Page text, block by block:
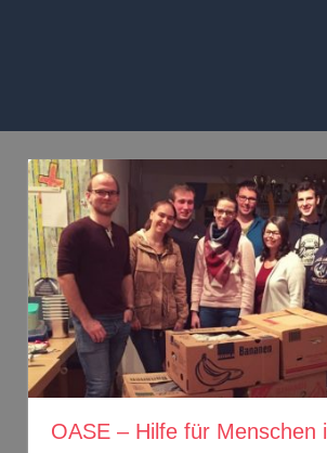
OASE – Hilfe für Menschen